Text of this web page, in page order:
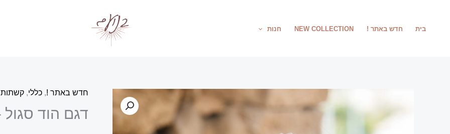
בית חדש באתר ! NEW COLLECTION חנות
חדש באתר !, כללי, קשתות
דגם הוד
כמות
של